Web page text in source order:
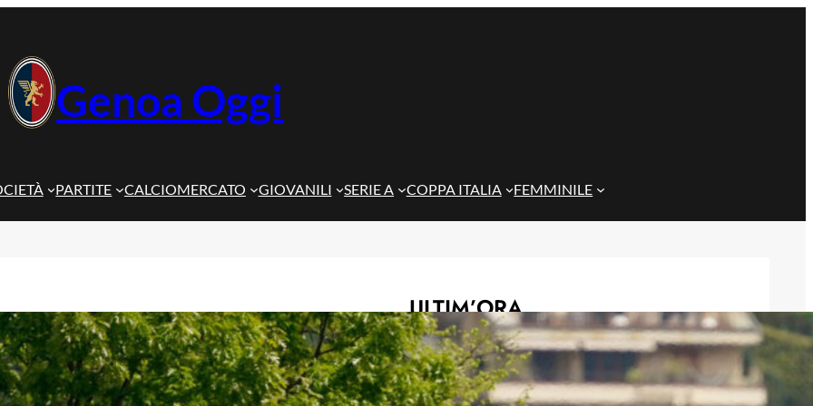
Genoa Oggi
PARTITE CALCIOMERCATO GIOVANILI SERIE A COPPA ITALIA FEMMINILE
ULTIM’ORA
Masini verso l’addio al Genoa, il
Frosinone offre 5 milioni per il
centrocampista